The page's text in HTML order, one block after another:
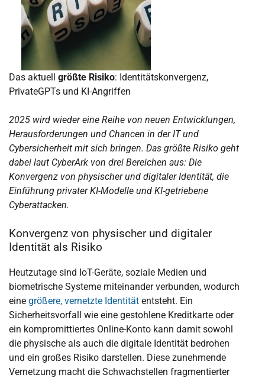
Das aktuell größte Risiko: Identitätskonvergenz,
PrivateGPTs und KI-Angriffen
2025 wird wieder eine Reihe von neuen Entwicklungen,
Herausforderungen und Chancen in der IT und
Cybersicherheit mit sich bringen. Das größte Risiko geht
dabei laut CyberArk von drei Bereichen aus: Die
Konvergenz von physischer und digitaler Identität, die
Einführung privater KI-Modelle und KI-getriebene
Cyberattacken.
Konvergenz von physischer und digitaler
Identität als Risiko
Heutzutage sind IoT-Geräte, soziale Medien und
biometrische Systeme miteinander verbunden, wodurch
eine größere, vernetzte Identität entsteht. Ein
Sicherheitsvorfall wie eine gestohlene Kreditkarte oder
ein kompromittiertes Online-Konto kann damit sowohl
die physische als auch die digitale Identität bedrohen
und ein großes Risiko darstellen. Diese zunehmende
Vernetzung macht die Schwachstellen fragmentierter